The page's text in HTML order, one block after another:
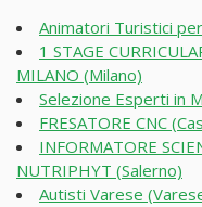
Animatori Turistici
1 STAGE
MILANO (Milano)
Selezione Esperti in
FRESATORE CNC
INFORMATORE
NUTRIPHYT (Salerno)
Autisti Varese